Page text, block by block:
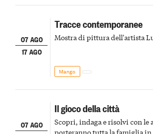
07 AGO
17 AGO
Tracce contemporanee
Mostra di pittura dell'artista
Mango
07 AGO
Il gioco della città
Scopri, indaga e risolvi con le
porteranno tutta la famiglia